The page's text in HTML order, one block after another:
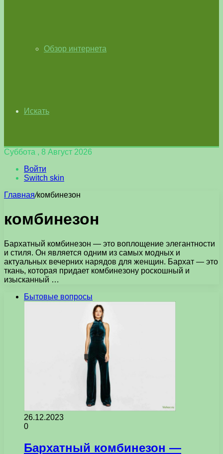
Обзор интернета
Искать
Суббота , 8 Август 2026
Войти
Switch skin
Главная/комбинезон
комбинезон
Бархатный комбинезон — это воплощение элегантности
и стиля. Он является одним из самых модных и
актуальных вечерних нарядов для женщин. Бархат — это
ткань, которая придает комбинезону роскошный и
изысканный …
Бытовые вопросы
26.12.2023
0
Бархатный комбинезон —